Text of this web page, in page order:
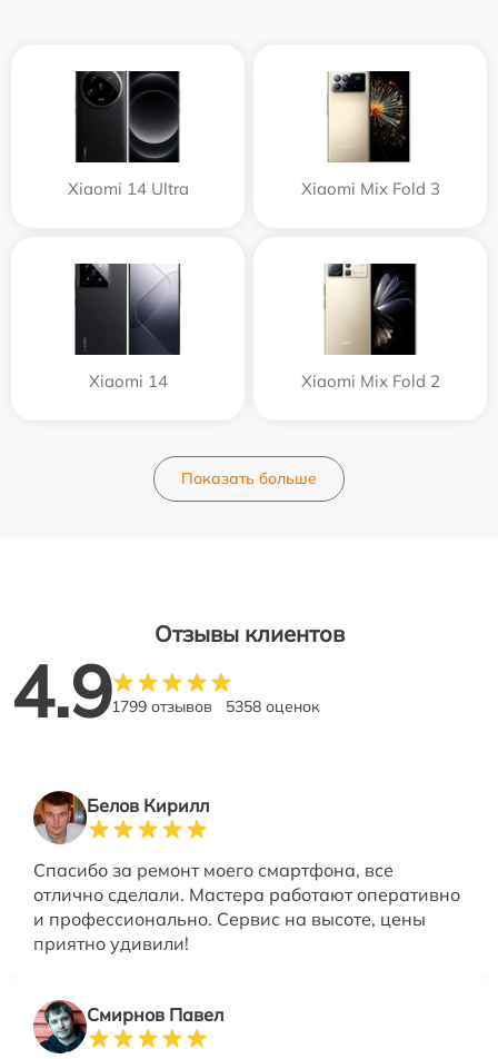
Xiaomi 14 Ultra Xiaomi Mix Fold 3
Xiaomi 14 Xiaomi Mix Fold 2
Показать больше
Отзывы клиентов
4.91799 отзывов 5358 оценок
Белов Кирилл
Спасибо за ремонт моего смартфона, все
отлично сделали. Мастера работают оперативно
и профессионально. Сервис на высоте, цены
приятно удивили!
Смирнов Павел